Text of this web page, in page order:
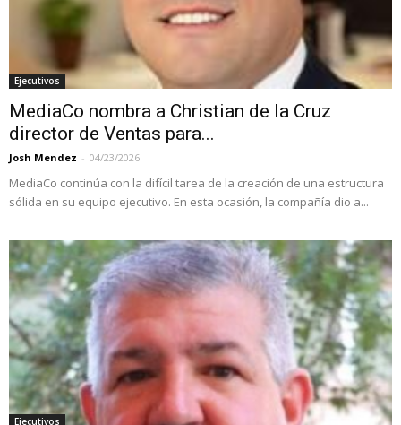
Ejecutivos
MediaCo nombra a Christian de la Cruz
director de Ventas para...
Josh Mendez - 04/23/2026
MediaCo continúa con la difícil tarea de la creación de una estructura
sólida en su equipo ejecutivo. En esta ocasión, la compañía dio a...
Ejecutivos